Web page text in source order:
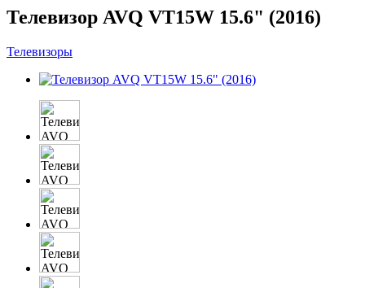
Телевизор AVQ VT15W 15.6" (2016)
Телевизоры